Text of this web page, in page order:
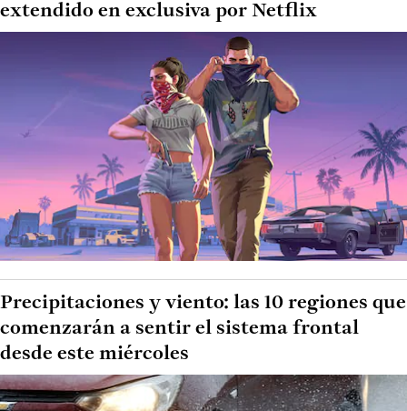
extendido en exclusiva por Netflix
Precipitaciones y viento: las 10 regiones que
comenzarán a sentir el sistema frontal
desde este miércoles